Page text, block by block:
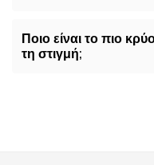
Ποιο είναι το πιο
τη στιγμή;